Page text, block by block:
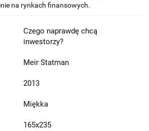
na rynkach finansowych.
Czego naprawdę chcą
inwestorzy?
Meir Statman
2013
Miękka
165x235